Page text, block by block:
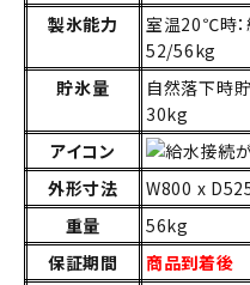
製氷能力
室温20℃時
52/56kg
貯氷量
自然落下時
30kg
アイコン
外形寸法
W800 x
重量
56kg
保証期間
商品到着後